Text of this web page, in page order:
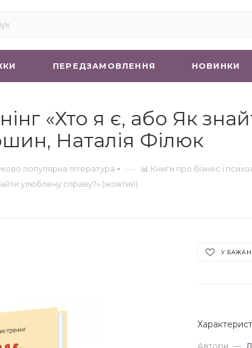
ПЕРЕДЗАМОВЛЕННЯ НОВИНКИ
«Хто я є, або Як
Наталія Філюк
популярна література — 📊 Книги про бізнес і
улюблену справу?» (жовтий)
У
Автори —